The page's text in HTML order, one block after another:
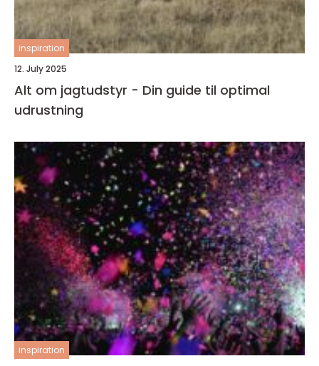
inspiration
12. July 2025
Alt om jagtudstyr - Din guide til optimal
udrustning
inspiration